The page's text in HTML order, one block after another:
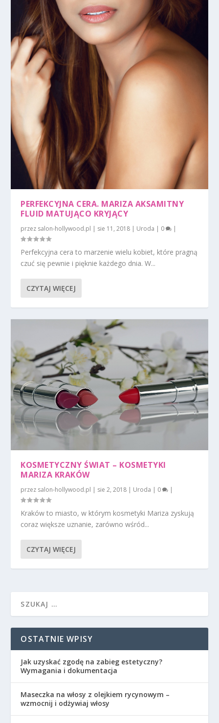
PERFEKCYJNA CERA. MARIZA AKSAMITNY
FLUID MATUJĄCO KRYJĄCY
przez salon-hollywood.pl | sie 11, 2018 | Uroda | 0 |
Perfekcyjna cera to marzenie wielu kobiet, które pragną
czuć się pewnie i pięknie każdego dnia. W...
CZYTAJ WIĘCEJ
KOSMETYCZNY ŚWIAT – KOSMETYKI
MARIZA KRAKÓW
przez salon-hollywood.pl sie 2, 2018 Uroda 0
Kraków to miasto, w którym kosmetyki Mariza zyskują
coraz większe uznanie, zarówno wśród...
CZYTAJ WIĘCEJ
OSTATNIE WPISY
Jak uzyskać zgodę na zabieg estetyczny?
Wymagania i dokumentacja
Maseczka na włosy z olejkiem rycynowym –
wzmocnij i odżywiaj włosy